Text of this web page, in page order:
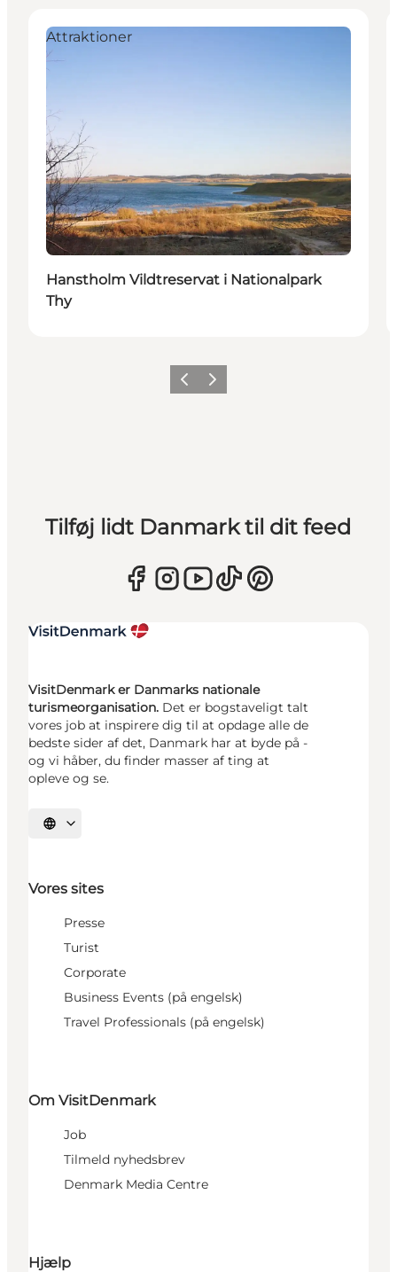
Attraktioner
Hanstholm Vildtreservat i Nationalpark
Thy
ForrigeNæste
Tilføj lidt Danmark til dit feed
VisitDenmark er Danmarks nationale
turismeorganisation. Det er bogstaveligt talt
vores job at inspirere dig til at opdage alle de
bedste sider af det, Danmark har at byde på -
og vi håber, du finder masser af ting at
opleve og se.
Vælg sprog
Vores sites
Presse
Turist
Corporate
Business Events (på engelsk)
Travel Professionals (på engelsk)
Om VisitDenmark
Job
Tilmeld nyhedsbrev
Denmark Media Centre
Hjælp